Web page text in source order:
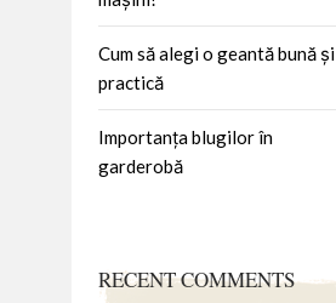
Cum să alegi o geantă bună și
practică
Importanța blugilor în
garderobă
RECENT COMMENTS